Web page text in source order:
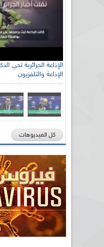
الإذاعة والتلفزيون
كل الفيديوهات